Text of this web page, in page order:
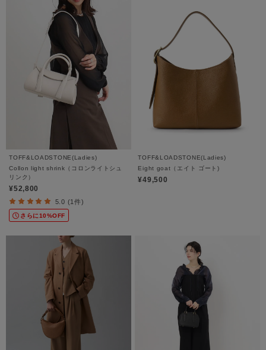
TOFF&LOADSTONE(Ladies)
Collon light shrink（コロンライトシュ
リンク）
¥52,800
5.0 (1件)
さらに10%OFF
TOFF&LOADSTONE(Ladies)
Eight goat（エイト ゴート)
¥49,500